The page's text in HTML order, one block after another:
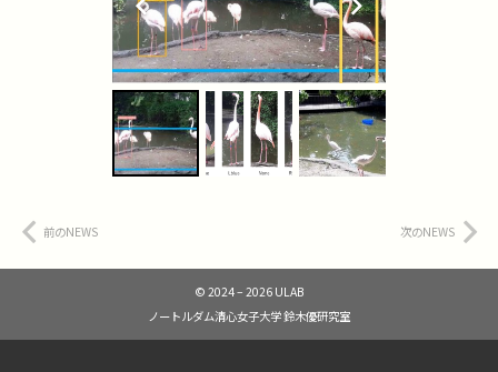
前のNEWS 次のNEWS
© 2024 – 2026 ULAB
ノートルダム清心女子大学 鈴木優研究室